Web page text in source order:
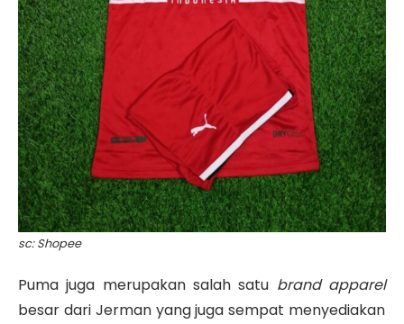
sc: Shopee
Puma juga merupakan salah satu brand apparel
besar dari Jerman yang juga sempat menyediakan